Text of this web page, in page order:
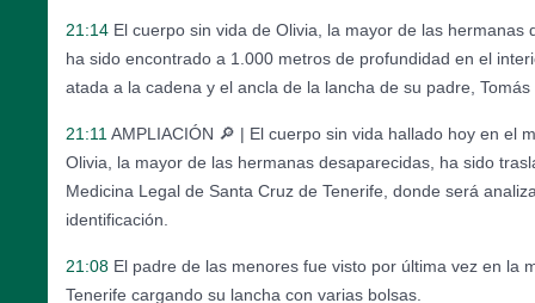
21:14 El cuerpo sin vida de Olivia, la mayor de las hermanas
ha sido encontrado a 1.000 metros de profundidad en el
atada a la cadena y el ancla de la lancha de su padre, Tomás
21:11 AMPLIACIÓN 🔎 | El cuerpo sin vida hallado hoy en el
Olivia, la mayor de las hermanas desaparecidas, ha sido
Medicina Legal de Santa Cruz de Tenerife, donde será
identificación.
21:08 El padre de las menores fue visto por última vez en la
Tenerife cargando su lancha con varias bolsas.